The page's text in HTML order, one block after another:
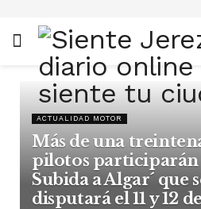
ACTUALIDAD MOTOR
Más de una
pilotos participarán
Subida a Algar´ que
disputará el 11 y 12